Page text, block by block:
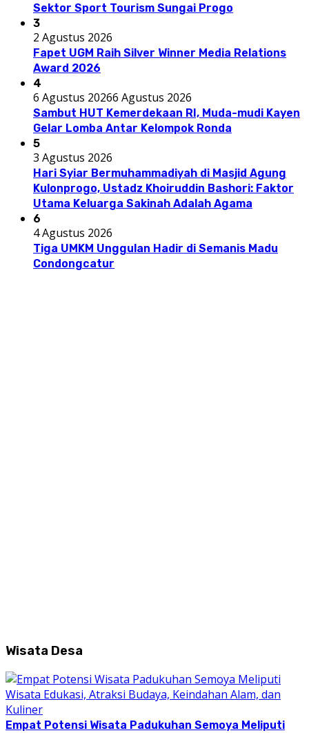
Sektor Sport Tourism Sungai Progo
3
2 Agustus 2026
Fapet UGM Raih Silver Winner Media Relations
Award 2026
4
6 Agustus 20266 Agustus 2026
Sambut HUT Kemerdekaan RI, Muda-mudi Kayen
Gelar Lomba Antar Kelompok Ronda
5
3 Agustus 2026
Hari Syiar Bermuhammadiyah di Masjid Agung
Kulonprogo, Ustadz Khoiruddin Bashori: Faktor
Utama Keluarga Sakinah Adalah Agama
6
4 Agustus 2026
Tiga UMKM Unggulan Hadir di Semanis Madu
Condongcatur
Wisata Desa
Empat Potensi Wisata Padukuhan Semoya Meliputi